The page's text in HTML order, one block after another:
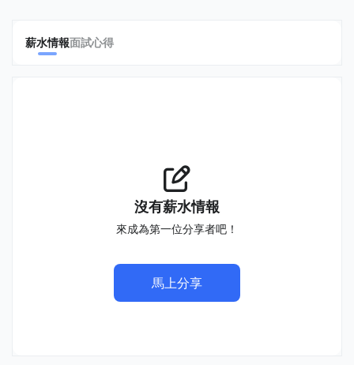
薪水情報面試心得
沒有薪水情報
來成為第一位分享者吧！
馬上分享